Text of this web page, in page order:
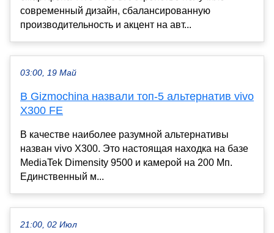
современный дизайн, сбалансированную
производительность и акцент на авт...
03:00, 19 Май
В Gizmochina назвали топ-5 альтернатив vivo
X300 FE
В качестве наиболее разумной альтернативы
назван vivo X300. Это настоящая находка на базе
MediaTek Dimensity 9500 и камерой на 200 Мп.
Единственный м...
21:00, 02 Июл